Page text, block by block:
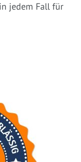
jedem Fall für